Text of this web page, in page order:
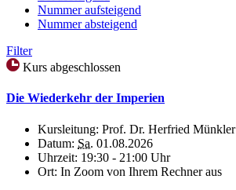
Nummer aufsteigend
Nummer absteigend
Filter
Kurs abgeschlossen
Die Wiederkehr der Imperien
Kursleitung: Prof. Dr. Herfried Münkler
Datum: Sa. 01.08.2026
Uhrzeit: 19:30 - 21:00 Uhr
Ort: In Zoom von Ihrem Rechner aus